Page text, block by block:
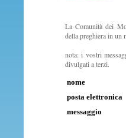
La Comunità dei
della preghiera in un
nota: i vostri
divulgati a terzi.
nome
posta elettronica
messaggio